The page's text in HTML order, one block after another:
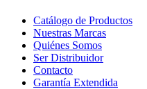
Catálogo de Productos
Nuestras Marcas
Quiénes Somos
Ser Distribuidor
Contacto
Garantía Extendida